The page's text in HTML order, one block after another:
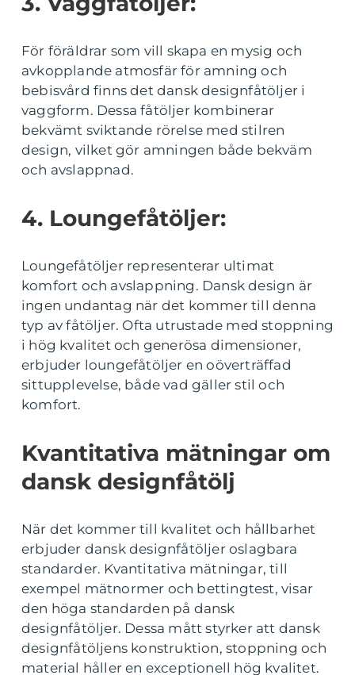
För föräldrar som vill skapa en mysig och
avkopplande atmosfär för amning och
bebisvård finns det dansk designfåtöljer i
vaggform. Dessa fåtöljer kombinerar
bekvämt sviktande rörelse med stilren
design, vilket gör amningen både bekväm
och avslappnad.
4. Loungefåtöljer:
Loungefåtöljer representerar ultimat
komfort och avslappning. Dansk design är
ingen undantag när det kommer till denna
typ av fåtöljer. Ofta utrustade med stoppning
i hög kvalitet och generösa dimensioner,
erbjuder loungefåtöljer en oöverträffad
sittupplevelse, både vad gäller stil och
komfort.
Kvantitativa mätningar om
dansk designfåtölj
När det kommer till kvalitet och hållbarhet
erbjuder dansk designfåtöljer oslagbara
standarder. Kvantitativa mätningar, till
exempel mätnormer och bettingtest, visar
den höga standarden på dansk
designfåtöljer. Dessa mått styrker att dansk
designfåtöljens konstruktion, stoppning och
material håller en exceptionell hög kvalitet.